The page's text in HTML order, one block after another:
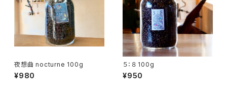
夜想曲 nocturne 100g
¥980
５：８ 100g
¥950